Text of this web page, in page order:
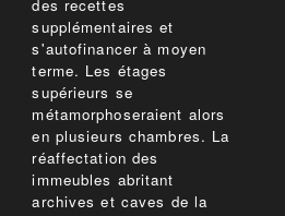
des recettes
supplémentaires et
s'autofinancer à moyen
terme. Les étages
supérieurs se
métamorphoseraient alors
en plusieurs chambres. La
réaffectation des
immeubles abritant
archives et caves de la